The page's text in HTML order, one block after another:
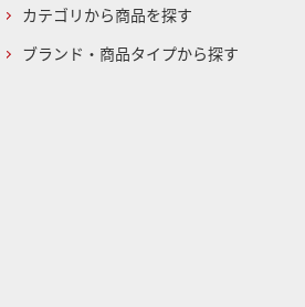
カテゴリから商品を探す
ブランド・商品タイプから探す